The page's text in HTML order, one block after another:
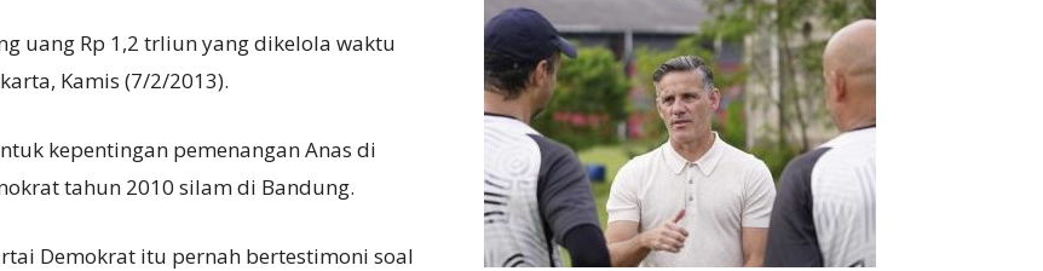
uang Rp 1,2 trliun yang dikelola waktu
Kamis (7/2/2013).
kepentingan pemenangan Anas di
tahun 2010 silam di Bandung.
Demokrat itu pernah bertestimoni soal